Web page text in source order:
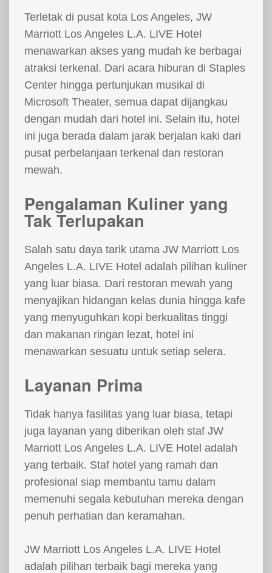
Terletak di pusat kota Los Angeles, JW
Marriott Los Angeles L.A. LIVE Hotel
menawarkan akses yang mudah ke berbagai
atraksi terkenal. Dari acara hiburan di Staples
Center hingga pertunjukan musikal di
Microsoft Theater, semua dapat dijangkau
dengan mudah dari hotel ini. Selain itu, hotel
ini juga berada dalam jarak berjalan kaki dari
pusat perbelanjaan terkenal dan restoran
mewah.
Pengalaman Kuliner yang
Tak Terlupakan
Salah satu daya tarik utama JW Marriott Los
Angeles L.A. LIVE Hotel adalah pilihan kuliner
yang luar biasa. Dari restoran mewah yang
menyajikan hidangan kelas dunia hingga kafe
yang menyuguhkan kopi berkualitas tinggi
dan makanan ringan lezat, hotel ini
menawarkan sesuatu untuk setiap selera.
Layanan Prima
Tidak hanya fasilitas yang luar biasa, tetapi
juga layanan yang diberikan oleh staf JW
Marriott Los Angeles L.A. LIVE Hotel adalah
yang terbaik. Staf hotel yang ramah dan
profesional siap membantu tamu dalam
memenuhi segala kebutuhan mereka dengan
penuh perhatian dan keramahan.
JW Marriott Los Angeles L.A. LIVE Hotel
adalah pilihan terbaik bagi mereka yang